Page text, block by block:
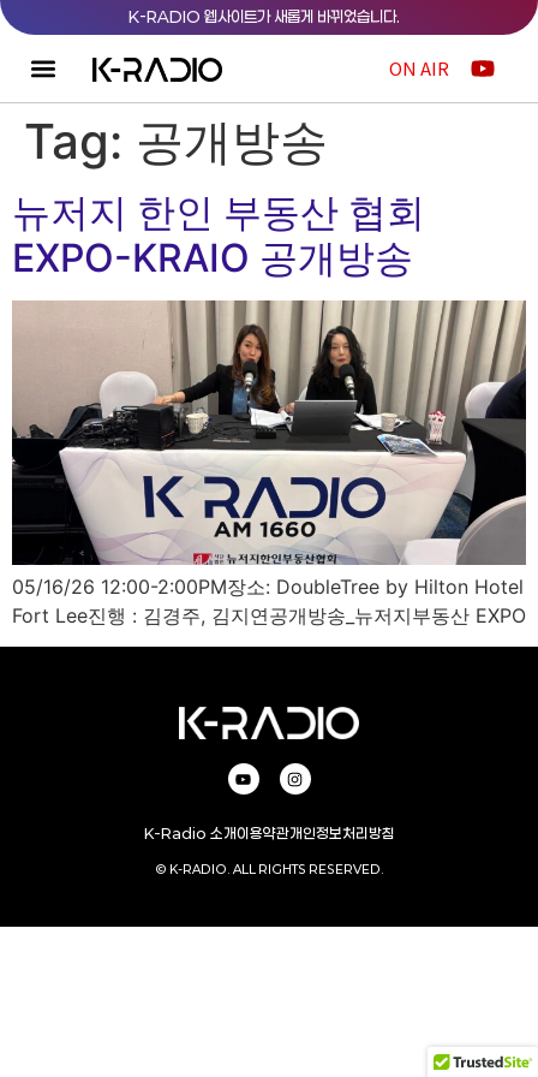
K-RADIO 웹사이 트가 새롭게 바뀌 었습니 다.
ON AIR
Tag: 공개방송
뉴저지 한인 부동산 협회
EXPO-KRAIO 공개방송
05/16/26 12:00-2:00PM장소: DoubleTree by Hilton Hotel
Fort Lee진행 : 김경주, 김지연공개방송_뉴저지부동산 EXPO
K-Radio 소개이용약관개인정보처리방침
© K-RADIO. ALL RIGHTS RESERVED.